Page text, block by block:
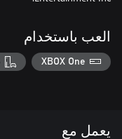
العب باستخدام
XBOX One
يعمل مع